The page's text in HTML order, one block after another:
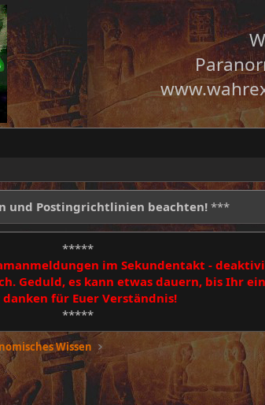
und Postingrichtlinien beachten! ***
*****
im Sekundentakt -
Geduld, es kann etwas dauern, bis Ihr
für Euer Verständnis!
*****
Wissen